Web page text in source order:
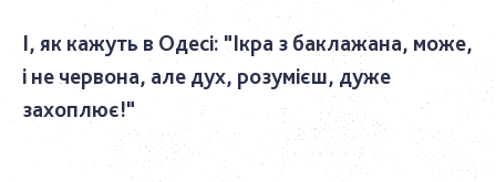
І, як кажуть в Одесі: "Ікра з баклажана, може,
і не червона, але дух, розумієш, дуже
захоплює!"